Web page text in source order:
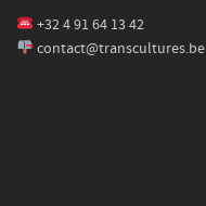
+32 4 91 64 13 42
contact@transcultures.be